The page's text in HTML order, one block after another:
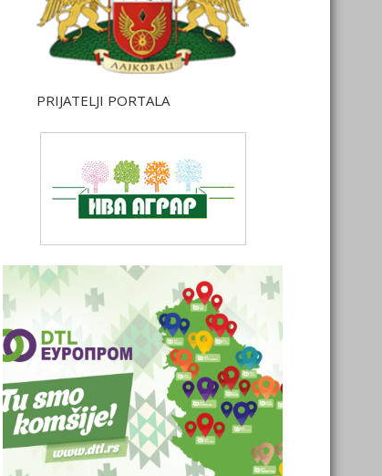
PRIJATELJI PORTALA